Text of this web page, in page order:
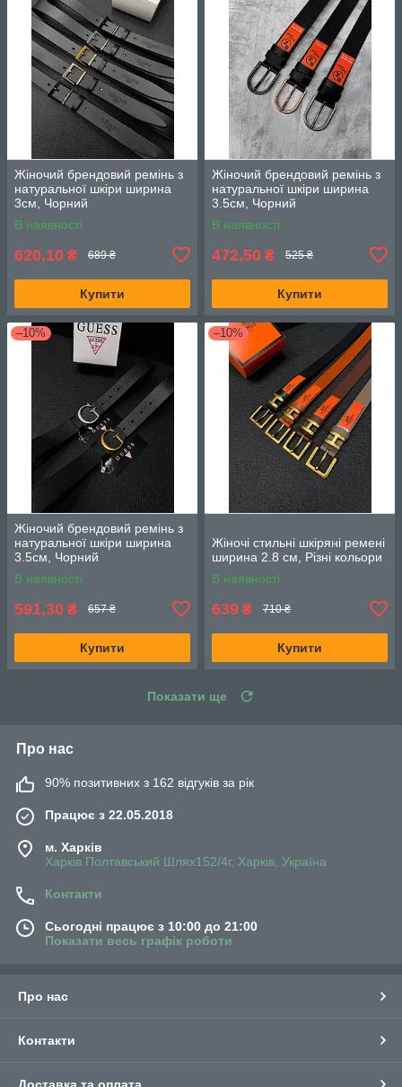
Жіночий брендовий ремінь з
натуральної шкіри ширина
3см, Чорний
В наявності
620,10 ₴ 689 ₴
Купити
Жіночий брендовий ремінь з
натуральної шкіри ширина
3.5см, Чорний
В наявності
472,50 ₴ 525 ₴
Купити
–10%
Жіночий брендовий ремінь з
натуральної шкіри ширина
3.5см, Чорний
В наявності
591,30 ₴ 657 ₴
Купити
–10%
Жіночі стильні шкіряні ремені
ширина 2.8 см, Різні кольори
В наявності
639 ₴ 710 ₴
Купити
Показати ще
Про нас
90% позитивних з 162 відгуків за рік
Працює з 22.05.2018
м. Харків
Харків Полтавський Шлях152/4г, Харків, Україна
Контакти
Сьогодні працює з 10:00 до 21:00
Показати весь графік роботи
Про нас
Контакти